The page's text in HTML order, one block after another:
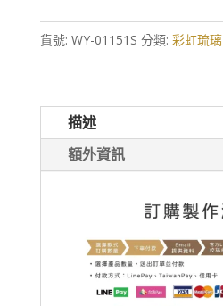
璃
型
貨號: WY-01151S 分類: 彩虹琉璃
描述
額外資訊